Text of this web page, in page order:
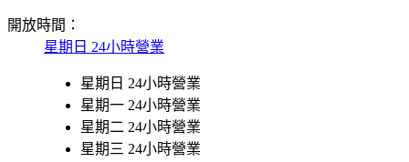
開放時間：
星期日 24小時營業
星期日 24小時營業
星期一 24小時營業
星期二 24小時營業
星期三 24小時營業